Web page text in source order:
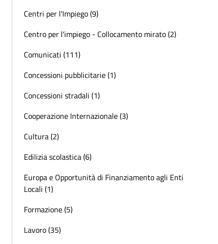
Centri per l'Impiego (9)
Centro per l'impiego - Collocamento mirato (2)
Comunicati (111)
Concessioni pubblicitarie (1)
Concessioni stradali (1)
Cooperazione Internazionale (3)
Cultura (2)
Edilizia scolastica (6)
Europa e Opportunità di Finanziamento agli Enti
Locali (1)
Formazione (5)
Lavoro (35)